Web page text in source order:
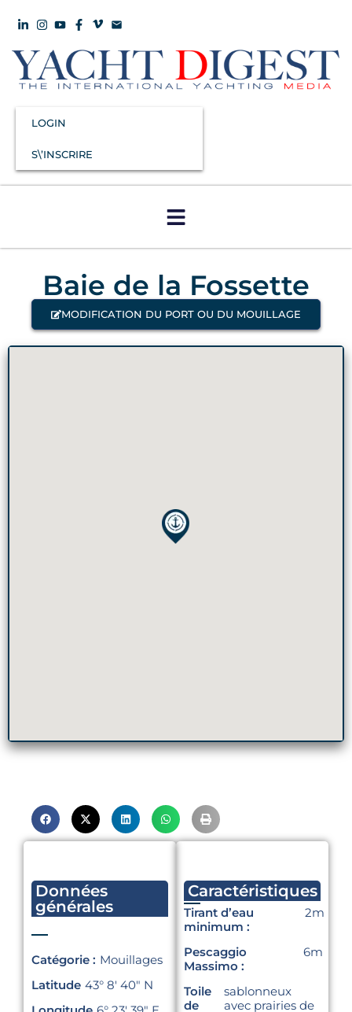
LOGIN
S\’INSCRIRE
Baie de la Fossette
MODIFICATION DU PORT OU DU MOUILLAGE
Données
générales
Catégorie : Mouillages
Latitude
43° 8′ 40″ N
Caractéristiques
Tirant d’eau
minimum :
2m
Pescaggio
Massimo :
6m
Toile
de
sablonneux
avec prairies de